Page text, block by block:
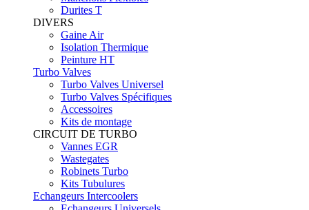
Durites T
DIVERS
Gaine Air
Isolation Thermique
Peinture HT
Turbo Valves
Turbo Valves Universel
Turbo Valves Spécifiques
Accessoires
Kits de montage
CIRCUIT DE TURBO
Vannes EGR
Wastegates
Robinets Turbo
Kits Tubulures
Echangeurs Intercoolers